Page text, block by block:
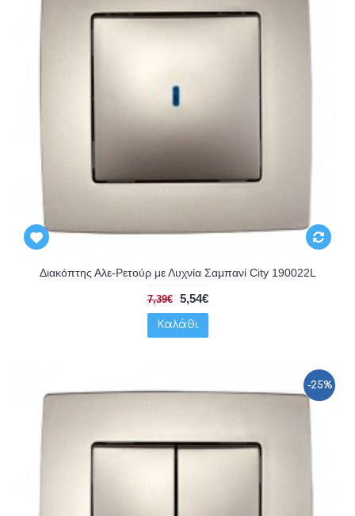
Διακόπτης Αλε-Ρετούρ με Λυχνία Σαμπανί City 190022L
7,39€ 5,54€
Καλάθι
-25%